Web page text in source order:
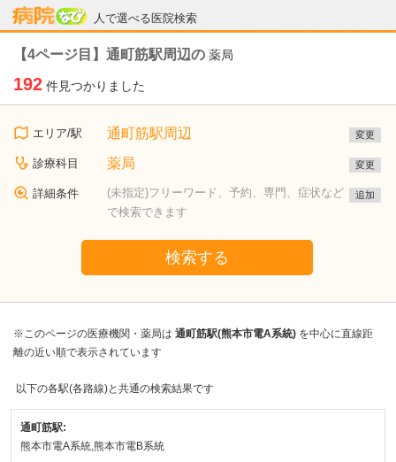
人で選べる医院検索
病院なび
【4ページ目】通町筋駅周辺の 薬局
192 件見つかりました
エリア/駅 通町筋駅周辺 変更
診療科目 薬局 変更
詳細条件
(未指定)フリーワード、予約、専門、症状など
で検索できます
追加
検索する
※このページの医療機関・薬局は 通町筋駅(熊本市電A系統) を中心に直線距
離の近い順で表示されています
以下の各駅(各路線)と共通の検索結果です
通町筋駅:
熊本市電A系統,熊本市電B系統